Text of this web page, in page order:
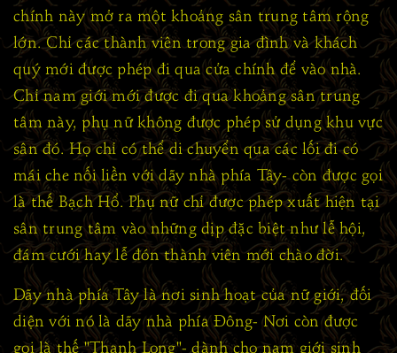
chính này mở ra một khoảng sân trung tâm rộng
lớn. Chỉ các thành viên trong gia đình và khách
quý mới được phép đi qua cửa chính để vào nhà.
Chỉ nam giới mới được đi qua khoảng sân trung
tâm này, phụ nữ không được phép sử dụng khu vực
sân đó. Họ chỉ có thể di chuyển qua các lối đi có
mái che nối liền với dãy nhà phía Tây- còn được gọi
là thế Bạch Hổ. Phụ nữ chỉ được phép xuất hiện tại
sân trung tâm vào những dịp đặc biệt như lễ hội,
đám cưới hay lễ đón thành viên mới chào đời.
Dãy nhà phía Tây là nơi sinh hoạt của nữ giới, đối
diện với nó là dãy nhà phía Đông- Nơi còn được
gọi là thế "Thanh Long"- dành cho nam giới sinh